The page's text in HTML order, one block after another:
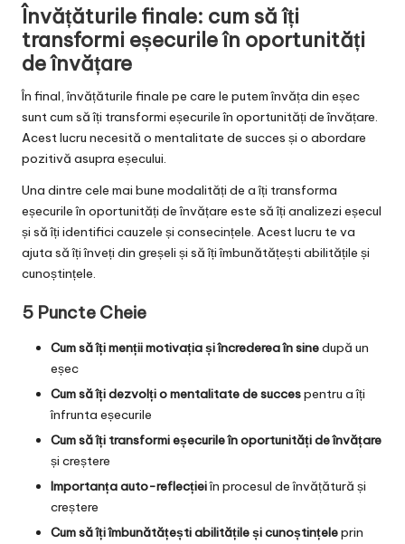
Învățăturile finale: cum să îți
transformi eșecurile în oportunități
de învățare
În final, învățăturile finale pe care le putem învăța din eșec
sunt cum să îți transformi eșecurile în oportunități de învățare.
Acest lucru necesită o mentalitate de succes și o abordare
pozitivă asupra eșecului.
Una dintre cele mai bune modalități de a îți transforma
eșecurile în oportunități de învățare este să îți analizezi eșecul
și să îți identifici cauzele și consecințele. Acest lucru te va
ajuta să îți înveți din greșeli și să îți îmbunătățești abilitățile și
cunoștințele.
5 Puncte Cheie
Cum să îți menții motivația și încrederea în sinedupă un
eșec
Cum să îți dezvolți o mentalitate de succespentru a îți
înfrunta eșecurile
Cum să îți transformi eșecurile în oportunități de învățare
și creștere
Importanța auto-reflecțieiîn procesul de învățătură și
creștere
Cum să îți îmbunătățești abilitățile și cunoștințeleprin